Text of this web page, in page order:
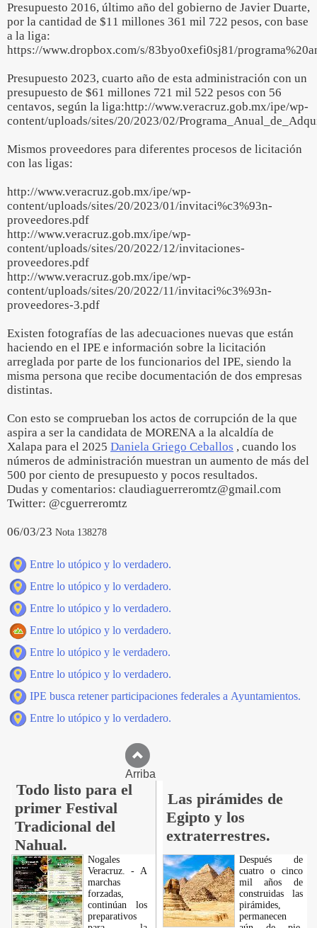
Presupuesto 2016, último año del gobierno de Javier Duarte,
por la cantidad de $11 millones 361 mil 722 pesos, con base
a la liga:
https://www.dropbox.com/s/83byo0xefi0sj81/
Presupuesto 2023, cuarto año de esta administración con un
presupuesto de $61 millones 721 mil 522 pesos con 56
centavos, según la liga:http://www.veracruz.gob.mx/ipe/wp-
content/uploads/sites/20/2023/02/
Mismos proveedores para diferentes procesos de licitación
con las ligas:
http://www.veracruz.gob.mx/ipe/wp-
content/uploads/sites/20/2023/01/invitaci%c3%93n-
proveedores.pdf
http://www.veracruz.gob.mx/ipe/wp-
content/uploads/sites/20/2022/12/invitaciones-
proveedores.pdf
http://www.veracruz.gob.mx/ipe/wp-
content/uploads/sites/20/2022/11/invitaci%c3%93n-
proveedores-3.pdf
Existen fotografías de las adecuaciones nuevas que están
haciendo en el IPE e información sobre la licitación
arreglada por parte de los funcionarios del IPE, siendo la
misma persona que recibe documentación de dos empresas
distintas.
Con esto se comprueban los actos de corrupción de la que
aspira a ser la candidata de MORENA a la alcaldía de
Xalapa para el 2025 Daniela Griego Ceballos , cuando los
números de administración muestran un aumento de más del
500 por ciento de presupuesto y pocos resultados.
Dudas y comentarios: claudiaguerreromtz@gmail.com
Twitter: @cguerreromtz
06/03/23 Nota 138278
Entre lo utópico y lo verdadero.
Entre lo utópico y lo verdadero.
Entre lo utópico y lo verdadero.
Entre lo utópico y lo verdadero.
Entre lo utópico y le verdadero.
Entre lo utópico y lo verdadero.
IPE busca retener participaciones federales a Ayuntamientos.
Entre lo utópico y lo verdadero.
Arriba
Todo listo para el
primer Festival
Tradicional del
Nahual.
Las pirámides de
Egipto y los
extraterrestres.
Nogales
Veracruz. - A
marchas
forzadas,
continúan los
preparativos
Después de
cuatro o cinco
mil años de
construidas las
pirámides,
permanecen